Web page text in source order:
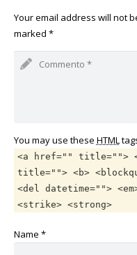
Your email address will not
marked *
You may use these HTML
<a href="" title="">
title=""> <b>
<del datetime="">
<strike> <strong>
Name *